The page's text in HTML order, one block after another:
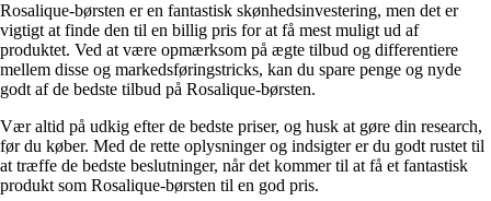
Rosalique-børsten er en fantastisk skønhedsinvestering, men det er
vigtigt at finde den til en billig pris for at få mest muligt ud af
produktet. Ved at være opmærksom på ægte tilbud og differentiere
mellem disse og markedsføringstricks, kan du spare penge og nyde
godt af de bedste tilbud på Rosalique-børsten.
Vær altid på udkig efter de bedste priser, og husk at gøre din research,
før du køber. Med de rette oplysninger og indsigter er du godt rustet til
at træffe de bedste beslutninger, når det kommer til at få et fantastisk
produkt som Rosalique-børsten til en god pris.